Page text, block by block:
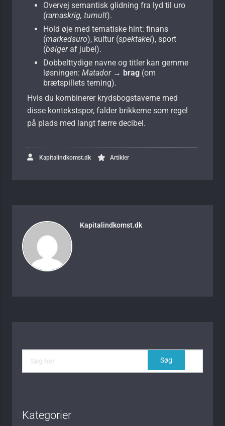
Overvej semantisk glidning fra lyd til uro
(ramaskrig, tumult).
Hold øje med tematiske hint: finans
(markedsuro), kultur (spektakel), sport
(bølgeraf jubel).
Dobbelttydige navne og titler kan gemme
løsningen: Matador→ brag (om
brætspillets terning).
Hvis du kombinerer krydsbogstaverne med
disse kontekstspor, falder brikkerne som regel
på plads med langt færre decibel.
Kapitalindkomst.dk Artikler
Kapitalindkomst.dk
Kategorier